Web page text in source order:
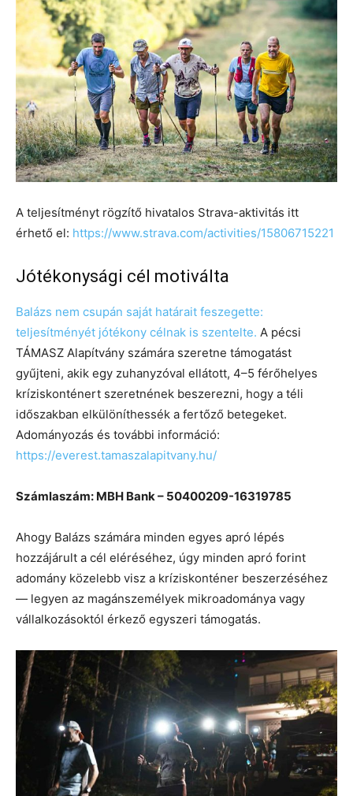
A teljesítményt rögzítő hivatalos Strava-aktivitás itt
érhető el: https://www.strava.com/activities/15806715221
Jótékonysági cél motiválta
Balázs nem csupán saját határait feszegette:
teljesítményét jótékony célnak is szentelte. A pécsi
TÁMASZ Alapítvány számára szeretne támogatást
gyűjteni, akik egy zuhanyzóval ellátott, 4–5 férőhelyes
kríziskonténert szeretnének beszerezni, hogy a téli
időszakban elkülöníthessék a fertőző betegeket.
Adományozás és további információ:
https://everest.tamaszalapitvany.hu/
Számlaszám: MBH Bank – 50400209-16319785
Ahogy Balázs számára minden egyes apró lépés
hozzájárult a cél eléréséhez, úgy minden apró forint
adomány közelebb visz a kríziskonténer beszerzéséhez
— legyen az magánszemélyek mikroadománya vagy
vállalkozásoktól érkező egyszeri támogatás.